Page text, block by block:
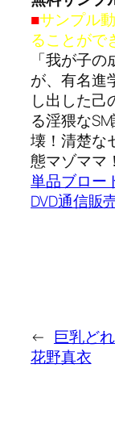
■サンプル
ることがで
「我が子
が、有名進
し出した己
る淫猥な
壊！清楚な
態マゾママ
単品ブロー
DVD通信販
← 巨乳ど
花野真衣